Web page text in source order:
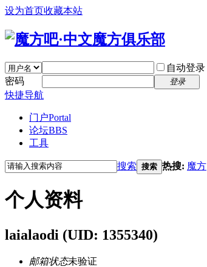
设为首页收藏本站
自动登录
密码
登录
快捷导航
门户Portal
论坛BBS
工具
搜索 搜索 热搜: 魔方
个人资料
laialaodi (UID: 1355340)
邮箱状态未验证